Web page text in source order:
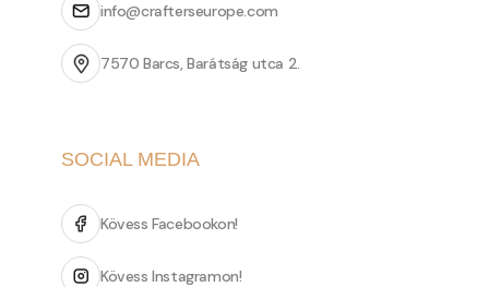
info@crafterseurope.com
7570 Barcs, Barátság utca 2.
SOCIAL MEDIA
Kövess Facebookon!
Kövess Instagramon!